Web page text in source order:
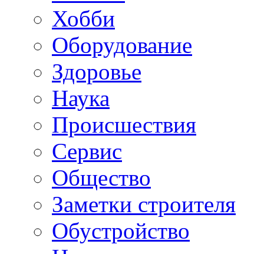
Хобби
Oборудование
Здоровье
Наука
Происшествия
Сервис
Общество
Заметки строителя
Обустройство